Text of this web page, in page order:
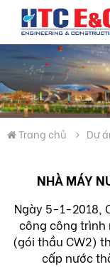
Trang chủ Dự
NHÀ MÁY
Ngày 5-1-2018,
công công trình
(gói thầu CW2)
cấp nước